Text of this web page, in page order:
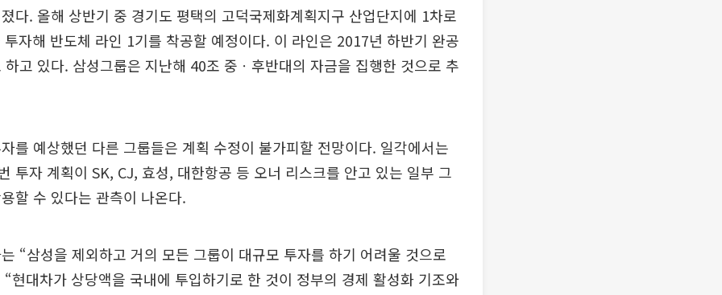
다. 올해 상반기 중 경기도 평택의 고덕국제화계획지구 산업단지에 1차로
자해 반도체 라인 1기를 착공할 예정이다. 이 라인은 2017년 하반기 완공
고 있다. 삼성그룹은 지난해 40조 중ㆍ후반대의 자금을 집행한 것으로 추
를 예상했던 다른 그룹들은 계획 수정이 불가피할 전망이다. 일각에서는
투자 계획이 SK, CJ, 효성, 대한항공 등 오너 리스크를 안고 있는 일부 그
할 수 있다는 관측이 나온다.
“삼성을 제외하고 거의 모든 그룹이 대규모 투자를 하기 어려울 것으로
현대차가 상당액을 국내에 투입하기로 한 것이 정부의 경제 활성화 기조와